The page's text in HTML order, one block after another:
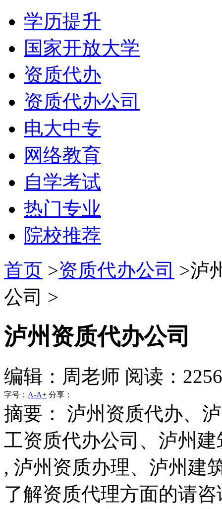
学历提升
国家开放大学
资质代办
资质代办公司
电大中专
网络教育
自学考试
热门专业
院校推荐
首页 >资质代办公司 >泸
公司 >
泸州资质代办公司
编辑：周老师 阅读：2256
字号： A-A+ 分享：
摘要：
泸州资质代办、
工资质代办公司、泸州
, 泸州资质办理、泸州建
了解资质代理方面的请